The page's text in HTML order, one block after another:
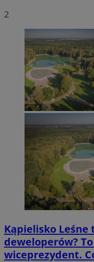
2
Kąpielisko Leśne
deweloperów?
wiceprezydent.